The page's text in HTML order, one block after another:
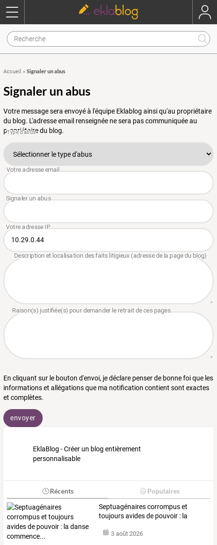
Accueil » Signaler un abus
Signaler un abus
Votre message sera envoyé à l'équipe Eklablog ainsi qu'au propriétaire
du blog. L'adresse email renseignée ne sera pas communiquée au
propriétaire du blog.
En cliquant sur le bouton d'envoi, je déclare penser de bonne foi que les
informations et allégations que ma notification contient sont exactes
et complètes.
envoyer
EklaBlog - Créer un blog entièrement
personnalisable
Récents Populaires
Septuagénairescorrompuset
toujoursavidesde pouvoir : la
3 août 2026